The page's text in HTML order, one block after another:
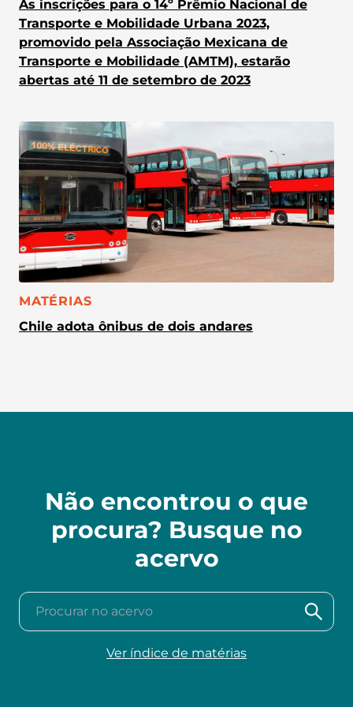
As inscrições para o 14º Prêmio Nacional de
Transporte e Mobilidade Urbana 2023,
promovido pela Associação Mexicana de
Transporte e Mobilidade (AMTM), estarão
abertas até 11 de setembro de 2023
CATEGORIA:
MATÉRIAS
Chile adota ônibus de dois andares
Não encontrou o que
procura? Busque no
acervo
Procurar no acervo
Ver índice de matérias